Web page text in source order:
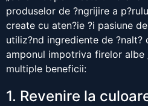
produselor de ?ngrijire a
create cu aten?ie ?i pasiune
utiliz?nd ingrediente de ?nalt?
amponul impotriva firelor albe
multiple beneficii:
1. Revenire la